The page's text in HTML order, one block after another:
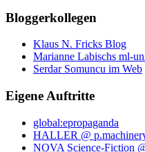
Bloggerkollegen
Klaus N. Fricks Blog
Marianne Labischs ml-
Serdar Somuncu im Web
Eigene Auftritte
global:epropaganda
HALLER @
NOVA Science-Fiction